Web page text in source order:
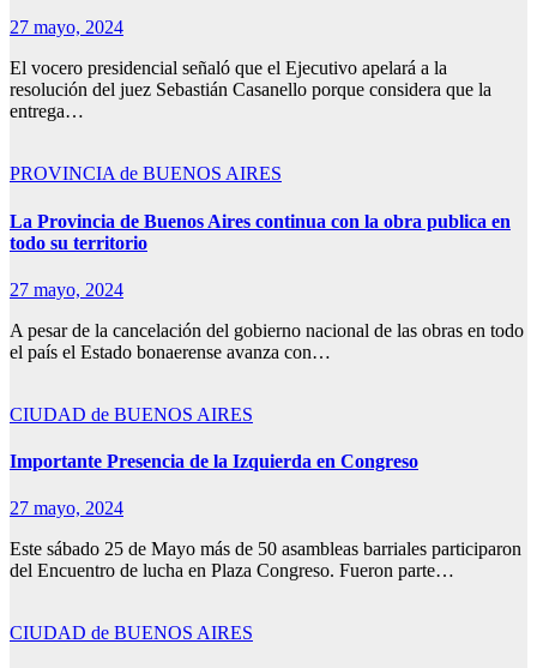
27 mayo, 2024
El vocero presidencial señaló que el Ejecutivo apelará a la
resolución del juez Sebastián Casanello porque considera que la
entrega…
PROVINCIA de BUENOS AIRES
La Provincia de Buenos Aires continua con la obra publica en
todo su territorio
27 mayo, 2024
A pesar de la cancelación del gobierno nacional de las obras en todo
el país el Estado bonaerense avanza con…
CIUDAD de BUENOS AIRES
Importante Presencia de la Izquierda en Congreso
27 mayo, 2024
Este sábado 25 de Mayo más de 50 asambleas barriales participaron
del Encuentro de lucha en Plaza Congreso. Fueron parte…
CIUDAD de BUENOS AIRES